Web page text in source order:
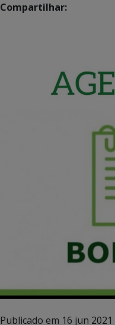
Compartilhar:
Publicado em 16 jun 2021